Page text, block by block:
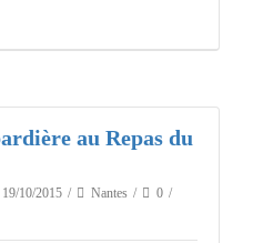
au Repas du
19/10/2015 Nantes
0